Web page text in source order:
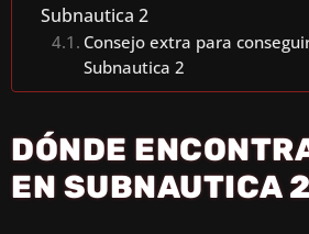
Subnautica 2
Consejo extra para
Subnautica 2
DÓNDE
EN SUBNAUTICA 2